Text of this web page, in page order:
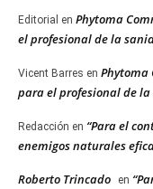
Editorial en Phytoma
el profesional de la
Vicent Barres en
para el profesional de
Redacción en “Para el
enemigos naturales
Roberto Trincado en